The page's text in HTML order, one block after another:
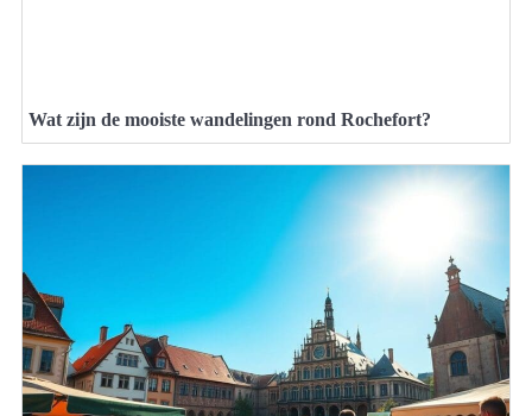
Wat zijn de mooiste wandelingen rond Rochefort?